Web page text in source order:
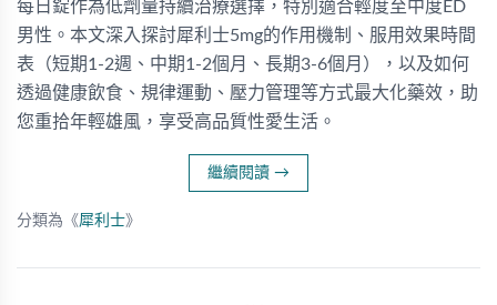
每日錠作為低劑量持續治療選擇，特別適合輕度至中度ED
男性。本文深入探討犀利士5mg的作用機制、服用效果時間
表（短期1-2週、中期1-2個月、長期3-6個月），以及如何
透過健康飲食、規律運動、壓力管理等方式最大化藥效，助
您重拾年輕雄風，享受高品質性愛生活。
繼續閱讀 →
分類為《犀利士》